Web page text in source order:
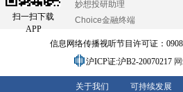
扫一扫下载
APP
妙想投研助理
Choice金融终端
信息网络传播视听节目许可证：
沪ICP证:沪B2-20070217
关于我们 可持续发展